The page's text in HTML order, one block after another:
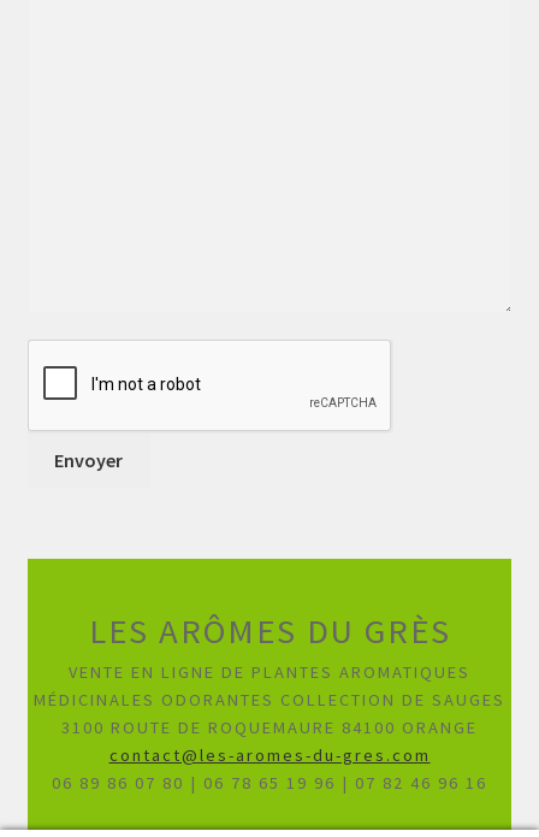
LES ARÔMES DU GRÈS
VENTE EN LIGNE DE PLANTES AROMATIQUES
MÉDICINALES ODORANTES COLLECTION DE SAUGES
3100 ROUTE DE ROQUEMAURE 84100 ORANGE
contact@les-aromes-du-gres.com
06 89 86 07 80 | 06 78 65 19 96 | 07 82 46 96 16